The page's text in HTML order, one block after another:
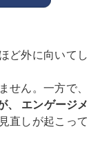
ど外に向いてし
ん。一方で、
、 エンゲージメ
直しが起こって